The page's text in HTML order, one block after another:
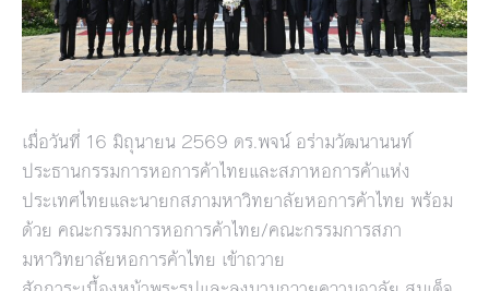
เมื่อวันที่ 16 มิถุนายน 2569 ดร.พจน์ อร่ามวัฒนานนท์
ประธานกรรมการหอการค้าไทยและสภาหอการค้าแห่ง
ประเทศไทยและนายกสภามหาวิทยาลัยหอการค้าไทย พร้อม
ด้วย คณะกรรมการหอการค้าไทย/คณะกรรมการสภา
มหาวิทยาลัยหอการค้าไทย เข้าถวาย